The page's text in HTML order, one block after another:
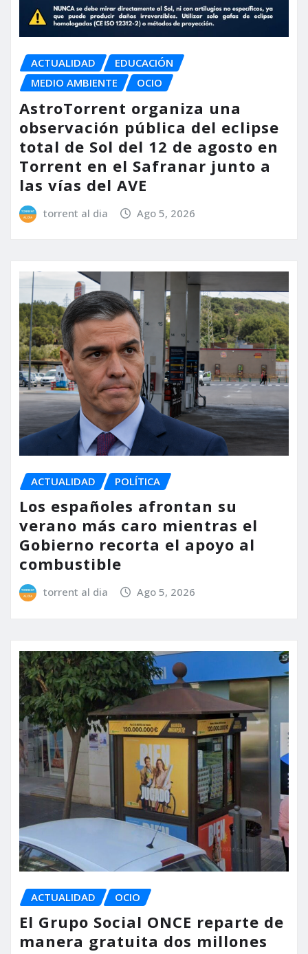
ACTUALIDAD
EDUCACIÓN
MEDIO AMBIENTE
OCIO
AstroTorrent organiza una
observación pública del eclipse
total de Sol del 12 de agosto en
Torrent en el Safranar junto a
las vías del AVE
torrent al dia Ago 5, 2026
ACTUALIDAD POLÍTICA
Los españoles afrontan su
verano más caro mientras el
Gobierno recorta el apoyo al
combustible
torrent al dia Ago 5, 2026
ACTUALIDAD OCIO
El Grupo Social ONCE reparte de
manera gratuita dos millones